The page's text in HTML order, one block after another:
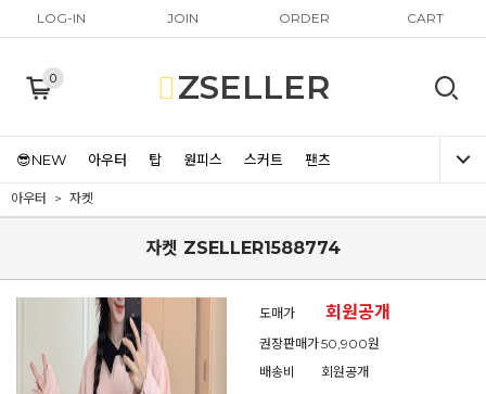
LOG-IN JOIN ORDER CART
0 ZSELLER
😎NEW 아우터 탑 원피스 스커트 팬츠
아우터 자켓
자켓 ZSELLER1588774
도매가 회원공개
권장판매가50,900원
배송비
회원공개